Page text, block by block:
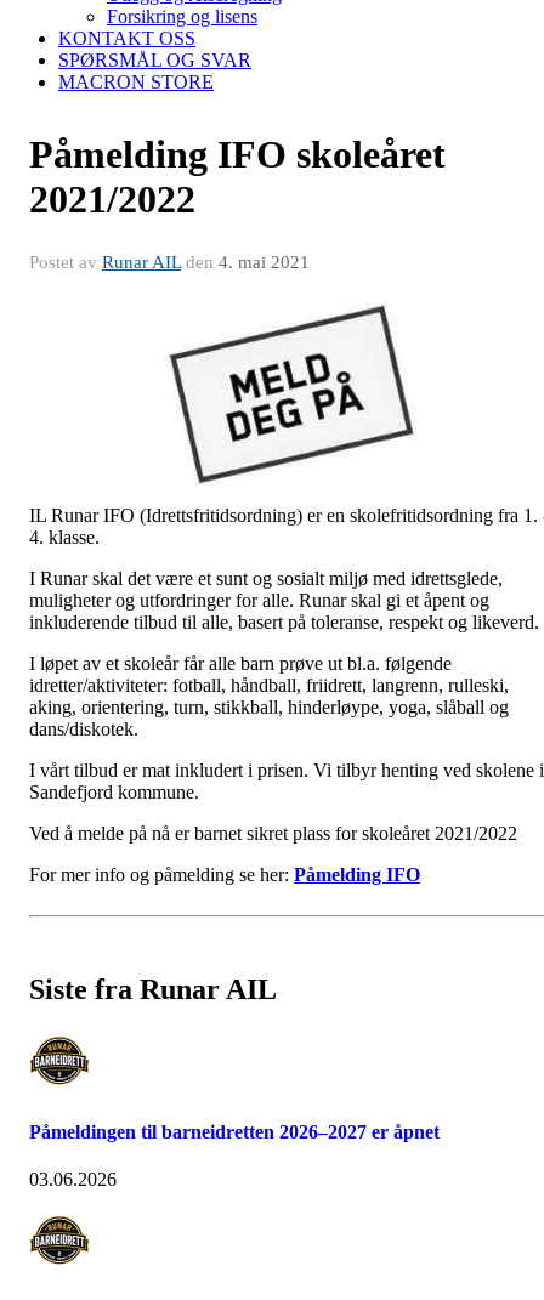
Forsikring og lisens
KONTAKT OSS
SPØRSMÅL OG SVAR
MACRON STORE
Påmelding IFO skoleåret
2021/2022
Postet av Runar AILden 4. mai 2021
IL Runar IFO (Idrettsfritidsordning) er en skolefritidsordning fra 1.
4. klasse.
I Runar skal det være et sunt og sosialt miljø med idrettsglede,
muligheter og utfordringer for alle. Runar skal gi et åpent og
inkluderende tilbud til alle, basert på toleranse, respekt og likeverd.
I løpet av et skoleår får alle barn prøve ut bl.a. følgende
idretter/aktiviteter: fotball, håndball, friidrett, langrenn, rulleski,
aking, orientering, turn, stikkball, hinderløype, yoga, slåball og
dans/diskotek.
I vårt tilbud er mat inkludert i prisen. Vi tilbyr henting ved skolene i
Sandefjord kommune.
Ved å melde på nå er barnet sikret plass for skoleåret 2021/2022
For mer info og påmelding se her: Påmelding IFO
Siste fra Runar AIL
Påmeldingen til barneidretten 2026–2027 er åpnet
03.06.2026